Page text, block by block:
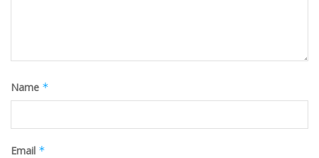
Name *
Email *